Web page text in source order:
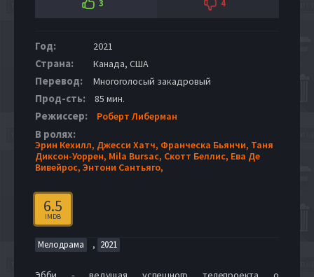
3 4
Год: 2021
Страна: Канада, США
Перевод: Многоголосый закадровый
Прод-сть: 85 мин.
Режиссер: Роберт Либерман
В ролях:
Эрин Кехилл, Джесси Хатч, Франческа Бьянчи, Таня
Диксон-Уоррен, Mila Bursac, Скотт Беллис, Ева Де
Вивейрос, Энтони Сантьяго,
6.5
IMDB
Мелодрама , 2021